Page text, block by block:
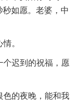
如愿。老婆，中
。
个迟到的祝福，愿
色的夜晚，能和我